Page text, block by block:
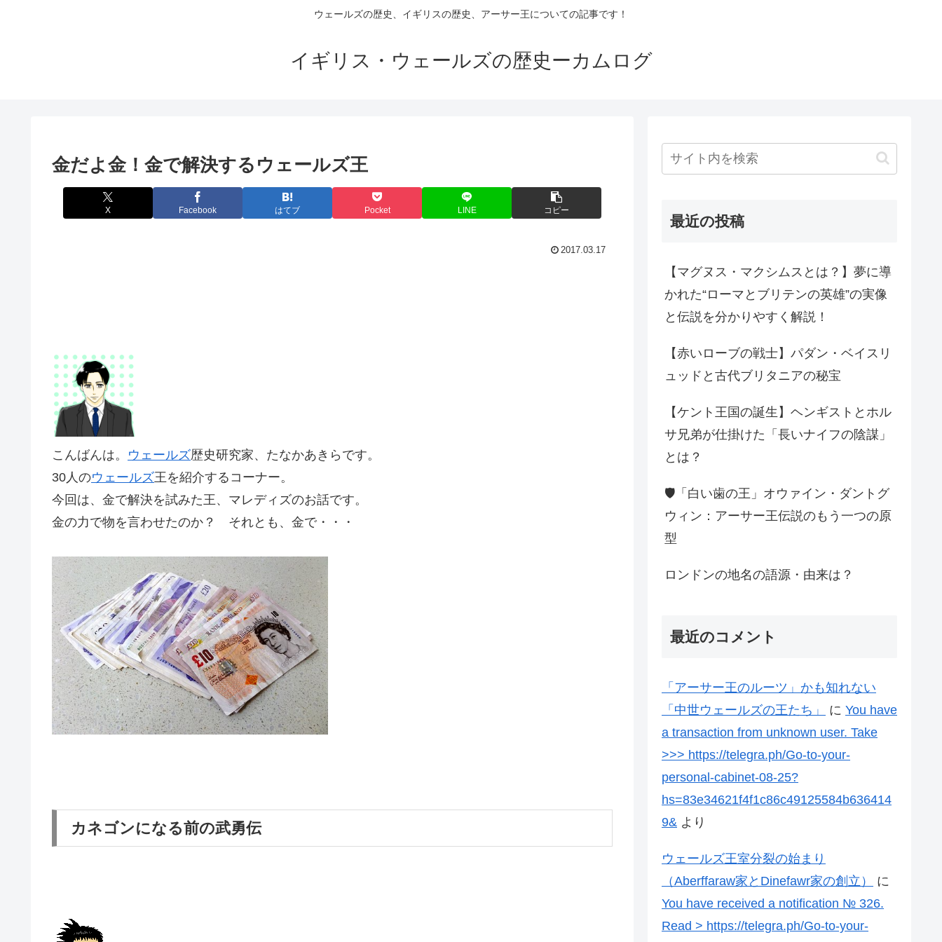
ウェールズの歴史、イギリスの歴史、アーサー王についての記事です！
イギリス・ウェールズの歴史ーカムログ
金だよ金！金で解決するウェールズ王
X Facebook はてブ Pocket LINE コピー
2017.03.17
こんばんは。 ウェールズ歴史研究家、たなかあきらです。
30人のウェールズ王を紹介するコーナー。
今回は、金で解決を試みた王、マレディズのお話です。
金の力で物を言わせたのか？ それとも、金で・・・
カネゴンになる前の武勇伝
最近の投稿
【マグヌス・マクシムスとは？】夢に導
かれた“ローマとブリテンの英雄”の実像
と伝説を分かりやすく解説！
【赤いローブの戦士】パダン・ベイスリ
ュッドと古代ブリタニアの秘宝
【ケント王国の誕生】ヘンギストとホル
サ兄弟が仕掛けた「長いナイフの陰謀」
とは？
🛡️「白い歯の王」オウァイン・ダントグ
ウィン：アーサー王伝説のもう一つの原
型
ロンドンの地名の語源・由来は？
最近のコメント
「アーサー王のルーツ」かも知れない
「中世ウェールズの王たち」
に You have
a transaction from unknown user. Take
>>> https://telegra.ph/Go-to-your-
personal-cabinet-08-25?
hs=83e34621f4f1c86c49125584b636414
9& より
ウェールズ王室分裂の始まり
（Aberffaraw家とDinefawr家の創立）
に
You have received a notification № 326.
Read > https://telegra.ph/Go-to-your-